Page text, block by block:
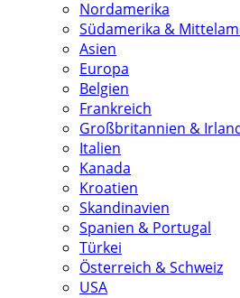
Nordamerika
Südamerika &
Asien
Europa
Belgien
Frankreich
Großbritannien &
Italien
Kanada
Kroatien
Skandinavien
Spanien & Portugal
Türkei
Österreich & Schweiz
USA